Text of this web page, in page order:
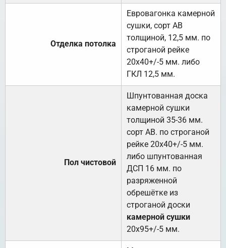
Отделка потолка
Евровагонка камерной
сушки, сорт АВ
толщиной, 12,5 мм. по
строганой рейке
20х40+/-5 мм. либо
ГКЛ 12,5 мм.
Пол чистовой
Шпунтованная доска
камерной сушки
толщиной 35-36 мм.
сорт АВ. по строганой
рейке 20х40+/-5 мм.
либо шпунтованная
ДСП 16 мм. по
разряженной
обрешётке из
строганой доски
камерной сушки
20х95+/-5 мм.